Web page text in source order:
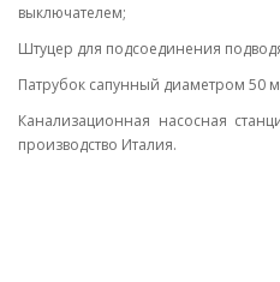
выключателем;
Штуцер для подсоединения
Патрубок сапунный диаметром 50
Канализационная насосная
производство Италия.